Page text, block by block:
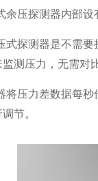
压探测器内部设
探测器是不需要
测压力，无需对
压力差数据每秒
节。